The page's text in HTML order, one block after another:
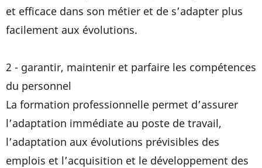
et efficace dans son métier et de s’adapter plus
facilement aux évolutions.
2 - garantir, maintenir et parfaire les compétences
du personnel
La formation professionnelle permet d’assurer
l’adaptation immédiate au poste de travail,
l’adaptation aux évolutions prévisibles des
emplois et l’acquisition et le développement des